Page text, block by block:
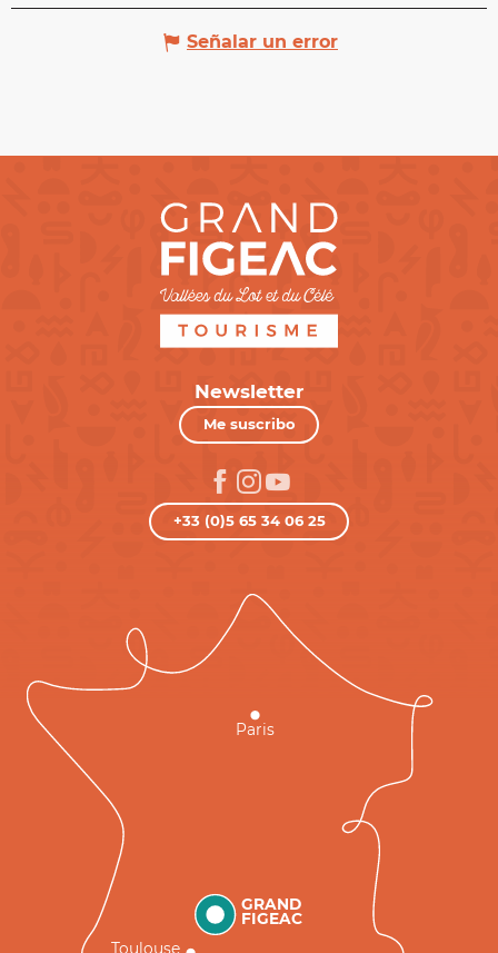
Señalar un error
Newsletter
Me suscribo
+33 (0)5 65 34 06 25
GRAND
FIGEAC
Toulouse
Paris